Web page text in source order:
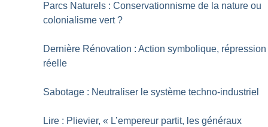
Parcs Naturels : Conservationnisme de la nature ou
colonialisme vert ?
Dernière Rénovation : Action symbolique, répression
réelle
Sabotage : Neutraliser le système techno-industriel
Lire : Plievier, « L’empereur partit, les généraux